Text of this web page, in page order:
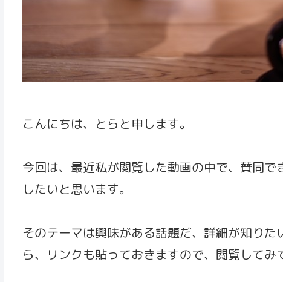
こんにちは、とらと申します。
今回は、最近私が閲覧した動画の中で、賛同
したいと思います。
そのテーマは興味がある話題だ、詳細が知り
ら、リンクも貼っておきますので、閲覧してみ